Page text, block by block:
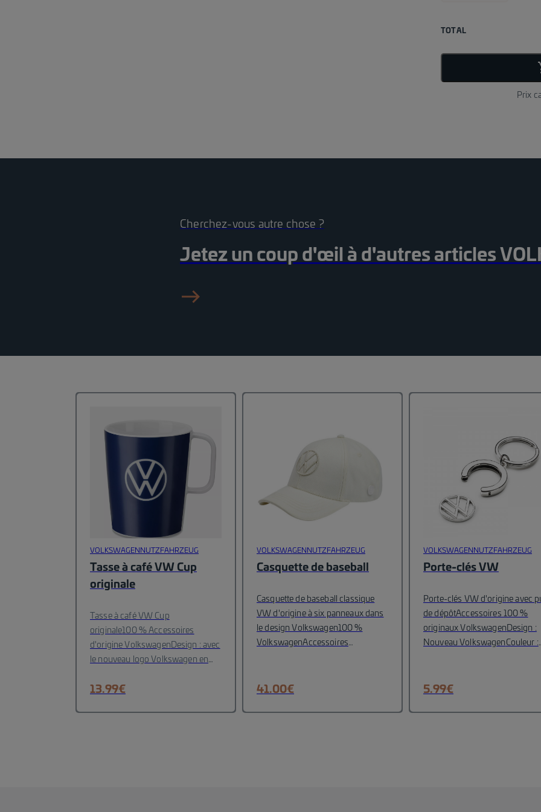
TOTAL
Prix
Cherchez-vous autre chose ?
Jetez un coup d'œil à d'autres articles
east_black_24dp
VOLKSWAGENNUTZFAHRZEUG
Tasse à café VW Cup
originale
Tasse à café VW Cup
originale100 % Accessoires
d'origine Volkswagen Design : avec
le nouveau logo Volkswagen en
BlancMatériel :Porzellan
13.99€
VOLKSWAGENNUTZFAHRZEUG
Casquette de baseball
Casquette de baseball classique
VW d'origine à six panneaux dans
le design Volkswagen100 %
VolkswagenAccessoires
(diamètre : 55 mm)
design sur le panneau
41.00€
VOLKSWAGENNUTZFAHRZEUG
Porte-clés VW
Porte-clés VW d'origine avec
de dépôtAccessoires 100 %
originaux Volkswagen Design :
Nouveau Volkswagen Couleur :
5.99€